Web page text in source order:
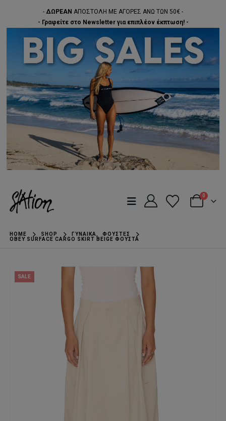
- ΔΩΡΕΑΝ ΑΠΟΣΤΟΛΗ ΜΕ ΑΓΟΡΕΣ ΑΝΩ ΤΩΝ 50€ -
- Γραφείτε στο Newsletter για επιπλέον έκπτωση! -
0
HOME SHOP ΓΥΝΑΊΚΑ,
ΦΟΎΣΤΕΣ
OBEY SURFACE CARGO SKIRT BEIGE ΦΟΎΣΤΑ
SALE